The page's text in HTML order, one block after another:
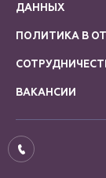
ДАННЫХ
ПОЛИТИКА В
ВАКАНСИИ